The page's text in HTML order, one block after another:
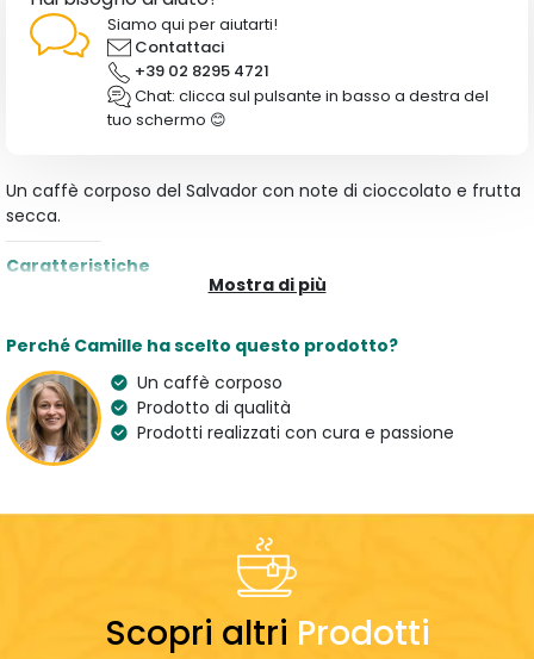
Siamo qui per aiutarti!
Contattaci
+39 02 8295 4721
Chat: clicca sul pulsante in basso a destra del
tuo schermo 😊
Un caffè corposo del Salvador con note di cioccolato e frutta
secca.
Caratteristiche
Mandorla
Varietà
100 % Arabica
Paese dell'artigiano
Mostra di più
Perché Camille ha scelto questo prodotto?
Un caffè corposo
Prodotto di qualità
Prodotti realizzati con cura e passione
Scopri altri Prodotti